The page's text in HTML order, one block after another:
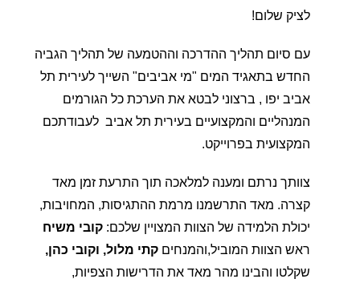
לציק שלום!
עם סיום תהליך ההדרכה וההטמעה של תהליך הגביה
החדש בתאגיד המים "מי אביבים" השייך לעירית תל
אביב יפו , ברצוני לבטא את הערכת כל הגורמים
המנהליים והמקצועיים בעירית תל אביב לעבודתכם
המקצועית בפרוייקט.
צוותך נרתם ומענה למלאכה תוך התרעת זמן מאד
קצרה. מאד התרשמנו מרמת ההתגיסות, המחויבות,
יכולת הלמידה של הצוות המצויין שלכם:קובי משיח
ראש הצוות המוביל,והמנחיםקתי מלול, וקובי כהן,
שקלטו והבינו מהר מאד את הדרישות הצפיות,